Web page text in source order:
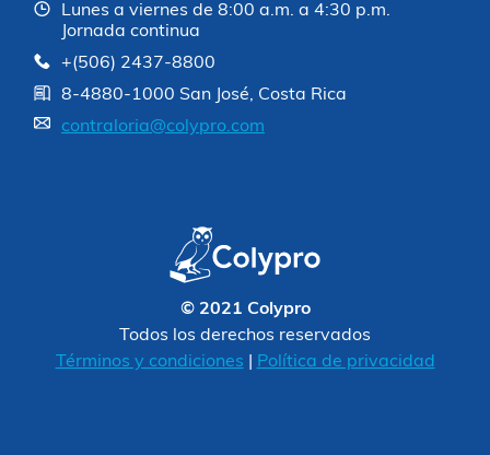
Lunes a viernes de 8:00 a.m. a 4:30 p.m.
Jornada continua
+(506) 2437-8800
8-4880-1000 San José, Costa Rica
contraloria@colypro.com
© 2021 Colypro
Todos los derechos reservados
Términos y condiciones
Política de privacidad